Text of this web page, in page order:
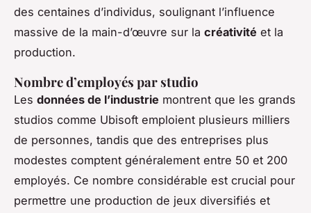
des centaines d’individus, soulignant l’influence
massive de la main-d’œuvre sur la créativité et la
production.
Nombre d’employés par studio
Les données de l’industrie montrent que les grands
studios comme Ubisoft emploient plusieurs milliers
de personnes, tandis que des entreprises plus
modestes comptent généralement entre 50 et 200
employés. Ce nombre considérable est crucial pour
permettre une production de jeux diversifiés et